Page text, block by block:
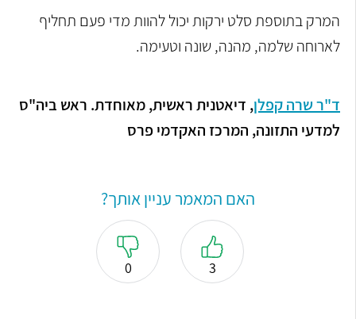
המרק בתוספת סלט ירקות יכול להוות מדי פעם תחליף
לארוחה שלמה, מהנה, שונה וטעימה.
ד"ר שרה קפלן, דיאטנית ראשית, מאוחדת. ראש ביה"ס
למדעי התזונה, המרכז האקדמי פרס
האם המאמר עניין אותך?
3
0